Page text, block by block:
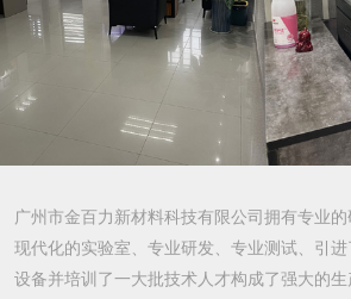
广州市金百力新材料科技有限公司拥有专业
现代化的实验室、专业研发、专业测试、引
设备并培训了一大批技术人才构成了强大的